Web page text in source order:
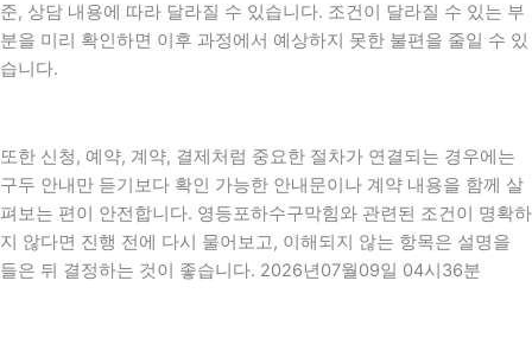
준, 상담 내용에 따라 달라질 수 있습니다. 조건이 달라질 수 있는 부
분을 미리 확인하면 이후 과정에서 예상하지 못한 불편을 줄일 수 있
습니다.
또한 신청, 예약, 계약, 결제처럼 중요한 절차가 연결되는 경우에는
구두 안내만 듣기보다 확인 가능한 안내문이나 계약 내용을 함께 살
펴보는 편이 안전합니다. 영등포하수구막힘와 관련된 조건이 명확하
지 않다면 진행 전에 다시 물어보고, 이해되지 않는 항목은 설명을
들은 뒤 결정하는 것이 좋습니다. 2026년07월09일 04시36분